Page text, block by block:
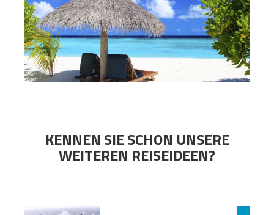
KENNEN SIE SCHON UNSERE
WEITEREN REISEIDEEN?